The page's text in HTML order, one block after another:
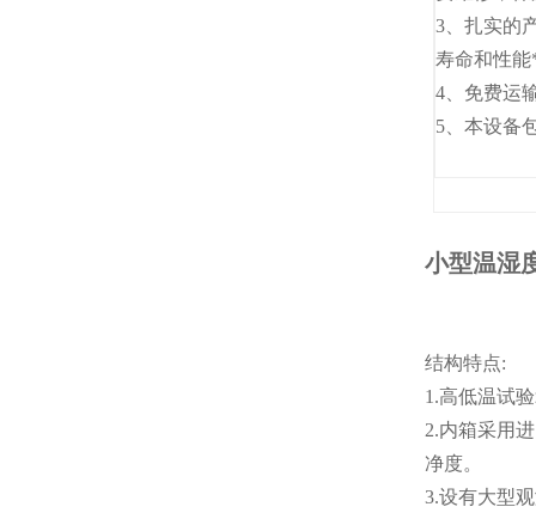
3、扎实的
寿命和性
4、免费运
5、本设备
小型温湿
结构特点:
1.高低温试
2.内箱采用
净度。
3.设有大型